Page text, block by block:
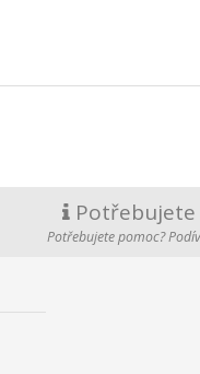
Potřebujete
Potřebujete pomoc?